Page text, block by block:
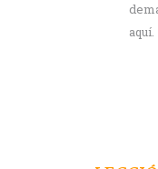
aquí.